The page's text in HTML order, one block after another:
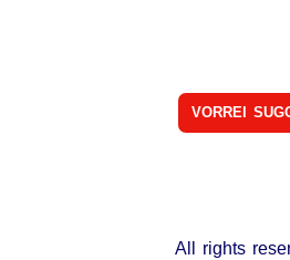
VORREI
All rights